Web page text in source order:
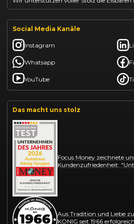
Social Media Kanäle
Instagram
Whatsapp
YouTube
Das macht uns stolz
Focus Money zeichnete
Kundenzufriedenheit:
Aus Tradition und Liebe
KÖNIG seit 1966